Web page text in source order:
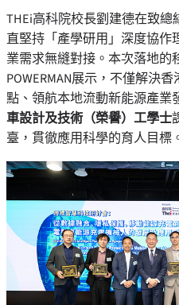
THEi高科院校長劉建德在致
直堅持「產學研用」深度協作
業需求無縫對接。本次落地的
POWERMAN展示，不僅解決
點、領航本地流動新能源產業
車設計及技術（榮譽）工學士
臺，貫徹應用科學的育人目標